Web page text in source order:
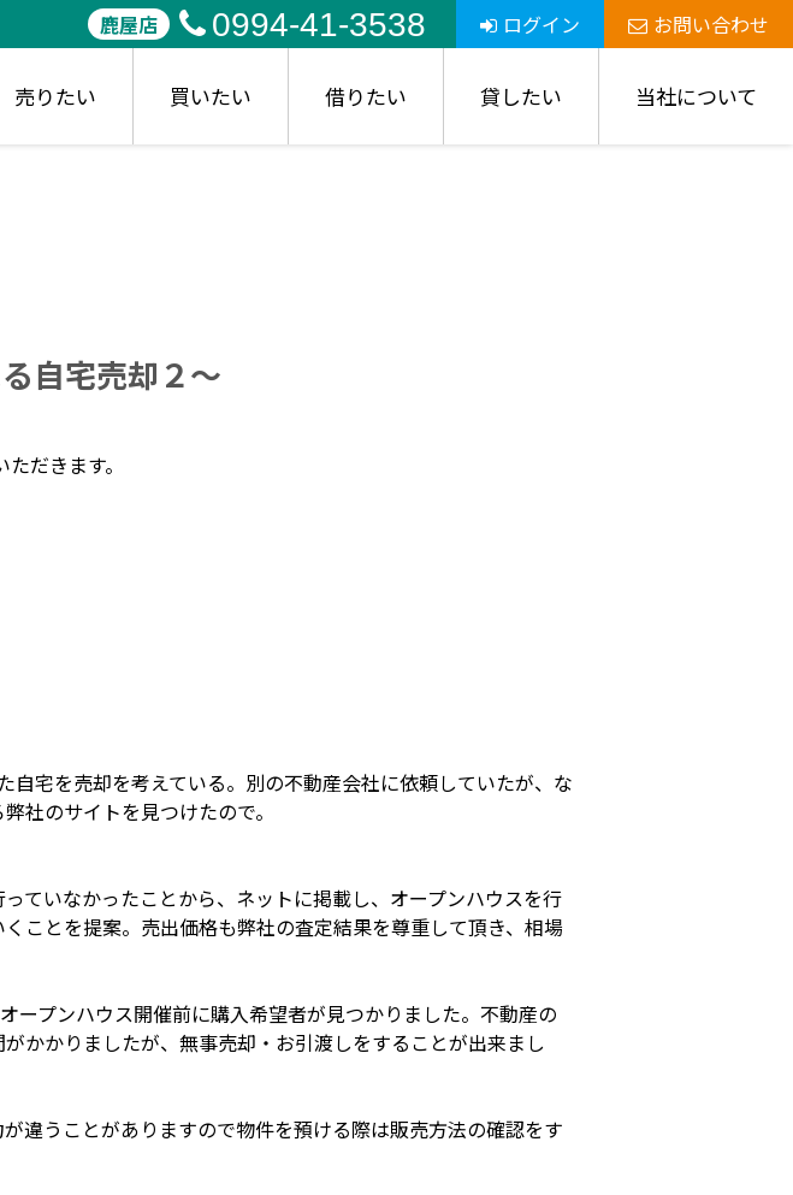
鹿屋店 0994-41-3538 ログイン お問い合わせ
売りたい 買いたい 借りたい 貸したい 当社について
自宅売却２～
だきます。
自宅を売却を考えている。別の不動産会社に依頼していたが、な
社のサイトを見つけたので。
ていなかったことから、ネットに掲載し、オープンハウスを行
ことを提案。売出価格も弊社の査定結果を尊重して頂き、相場
ープンハウス開催前に購入希望者が見つかりました。不動産の
かかりましたが、無事売却・お引渡しをすることが出来まし
違うことがありますので物件を預ける際は販売方法の確認をす